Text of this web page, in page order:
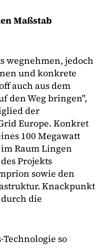
Maßstab
wegnehmen, jedoch
und konkrete
auch aus dem
den Weg bringen",
der
Europe. Konkret
100 Megawatt
Raum Lingen
Projekts
sowie den
Knackpunkt
die
so